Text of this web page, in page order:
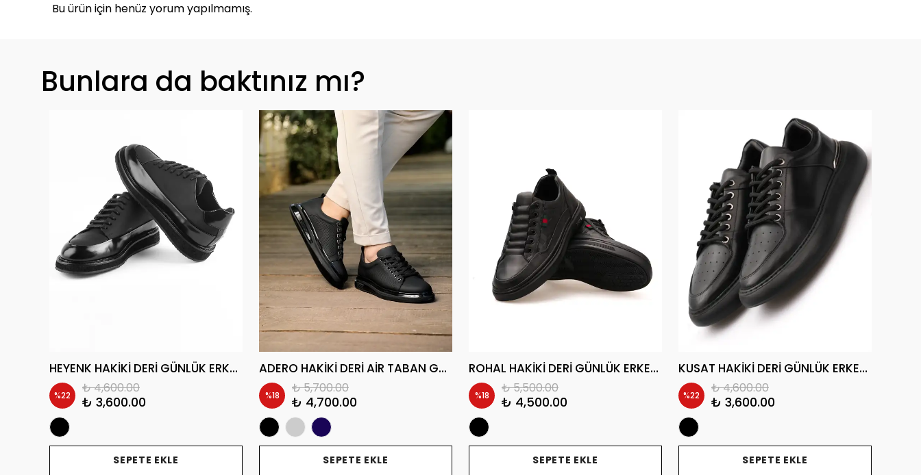
Bu ürün için henüz yorum yapılmamış.
Bunlara da baktınız mı?
HEYENK HAKİKİ DERİ GÜNLÜK ERKEK CASUAL AYAKKABI
%22 ₺ 4,600.00
₺ 3,600.00
SEPETE EKLE
ADERO HAKİKİ DERİ AİR TABAN GÜNLÜK ERKEK SNEAKER AYAKKABI
%18 ₺ 5,700.00
₺ 4,700.00
SEPETE EKLE
ROHAL HAKİKİ DERİ GÜNLÜK ERKEK SNEAKER AYAKKABI
%18 ₺ 5,500.00
₺ 4,500.00
SEPETE EKLE
KUSAT HAKİKİ DERİ GÜNLÜK ERKEK SNEAKER AYAKKABI
%22 ₺ 4,600.00
₺ 3,600.00
SEPETE EKLE